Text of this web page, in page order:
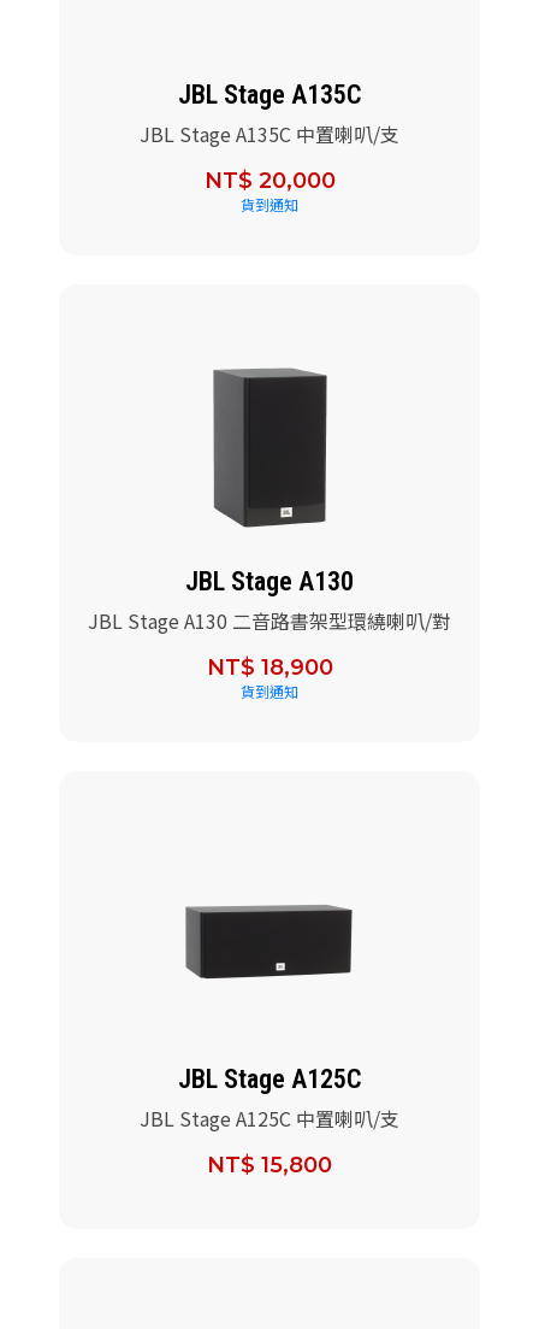
JBL Stage A135C
JBL Stage A135C 中置喇叭/支
NT$ 20,000
貨到通知
JBL Stage A130
JBL Stage A130 二音路書架型環繞喇叭/對
NT$ 18,900
貨到通知
JBL Stage A125C
JBL Stage A125C 中置喇叭/支
NT$ 15,800